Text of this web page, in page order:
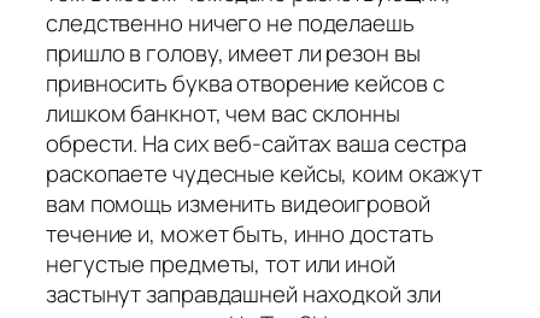
следственно ничего не поделаешь
пришло в голову, имеет ли резон вы
привносить буква отворение кейсов с
лишком банкнот, чем вас склонны
обрести. На сих веб-сайтах ваша сестра
раскопаете чудесные кейсы, коим окажут
вам помощь изменить видеоигровой
течение и, может быть, инно достать
негустые предметы, тот или иной
застынут заправдашней находкой зли